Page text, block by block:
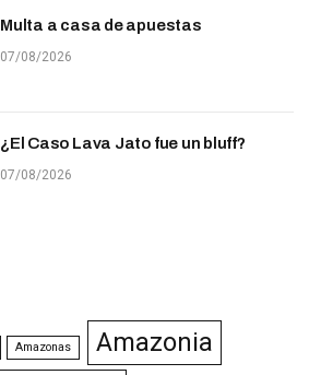
Multa a casa de apuestas
07/08/2026
¿El Caso Lava Jato fue un bluff?
07/08/2026
Amazonas Amazonia